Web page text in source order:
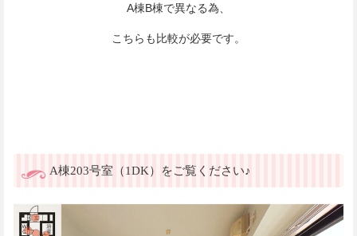
A棟B棟で異なる為、
こちらも比較が必要です。
A棟203号室（1DK）をご覧ください♪